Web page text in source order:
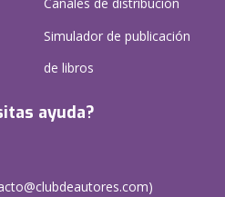
Canales de distribución
Simulador de publicación
de libros
ayuda?
)